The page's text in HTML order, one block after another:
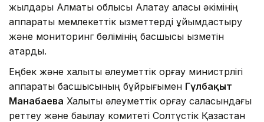
жылдары Алматы облысы Алатау қаласы әкімінің
аппараты мемлекеттік қызметтерді ұйымдастыру
және мониторинг бөлімінің басшысы қызметін
атқарды.
Еңбек және халықты әлеуметтік қорғау министрлігі
аппараты басшысының бұйрығымен Гүлбақыт
Манабаева Халықты әлеуметтік қорғау саласындағы
реттеу және бақылау комитеті Солтүстік Қазақстан